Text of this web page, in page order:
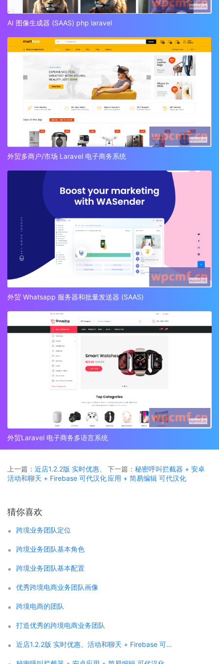
AI 图像生成器 (SAAS) php laravel
外贸多商户/市场 Laravel 电子商务系统
外贸 Whatsapp 服务器和批量发送器 (SAAS)
外贸Laravel 电子商务多语言系统
上一篇： 近店1.2.2版 实时优惠、
活动和聊天 + Firebase 可代汉化
下一篇： 秘密呼叫拦截器 + 安卓
应用 + 简易编辑 可代汉化
猜你喜欢
跨境业务团队定位
跨境业务团队基本角色
跨境业务团队基本配置
优秀跨境电商业务团队画像
跨境电商的团队
打造优秀的跨境电商业务团队
近店1.2.2版 实时优惠、活动和聊天 + Firebase 可代汉化